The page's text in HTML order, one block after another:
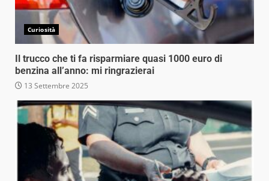
Curiosità
Il trucco che ti fa risparmiare quasi 1000 euro di
benzina all’anno: mi ringrazierai
13 Settembre 2025